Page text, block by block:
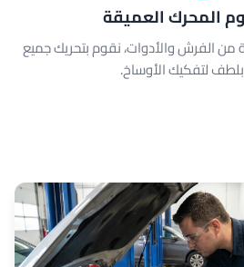
المحرك العميقة
الفرش والأدوات، نقوم بتحريك جميع
لتفكيك الأوساخ.